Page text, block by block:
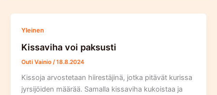
Yleinen
Kissaviha voi paksusti
Outi Vainio /18.8.2024
Kissoja arvostetaan hiirestäjinä, jotka pitävät kurissa
jyrsijöiden määrää. Samalla kissaviha kukoistaa ja